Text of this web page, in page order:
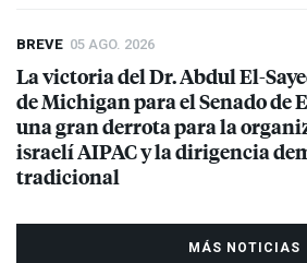
BREVE 05 AGO. 2026
La victoria del Dr. Abdul El-
de Michigan para el Senado de
una gran derrota para la
israelíAIPACy la dirigencia
tradicional
MÁS NOTICIAS